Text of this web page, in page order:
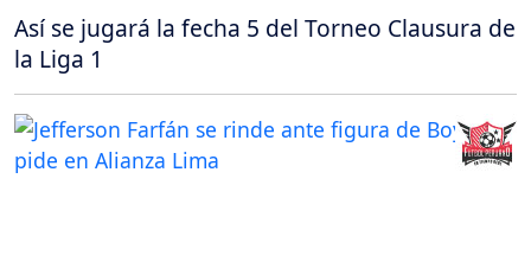
Así se jugará la fecha 5 del Torneo Clausura de
la Liga 1